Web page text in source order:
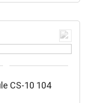
CS-10 104